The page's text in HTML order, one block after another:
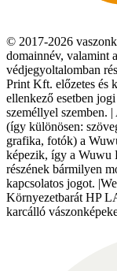
© 2017-2026
domainnév, valamint
védjegyoltalomban
Print Kft. előzetes és
ellenkező esetben
személlyel szemben. |
(így különösen:
grafika, fotók) a
képezik, így a Wuwu
részének bármilyen
kapcsolatos jogot.
Környezetbarát HP
karcálló